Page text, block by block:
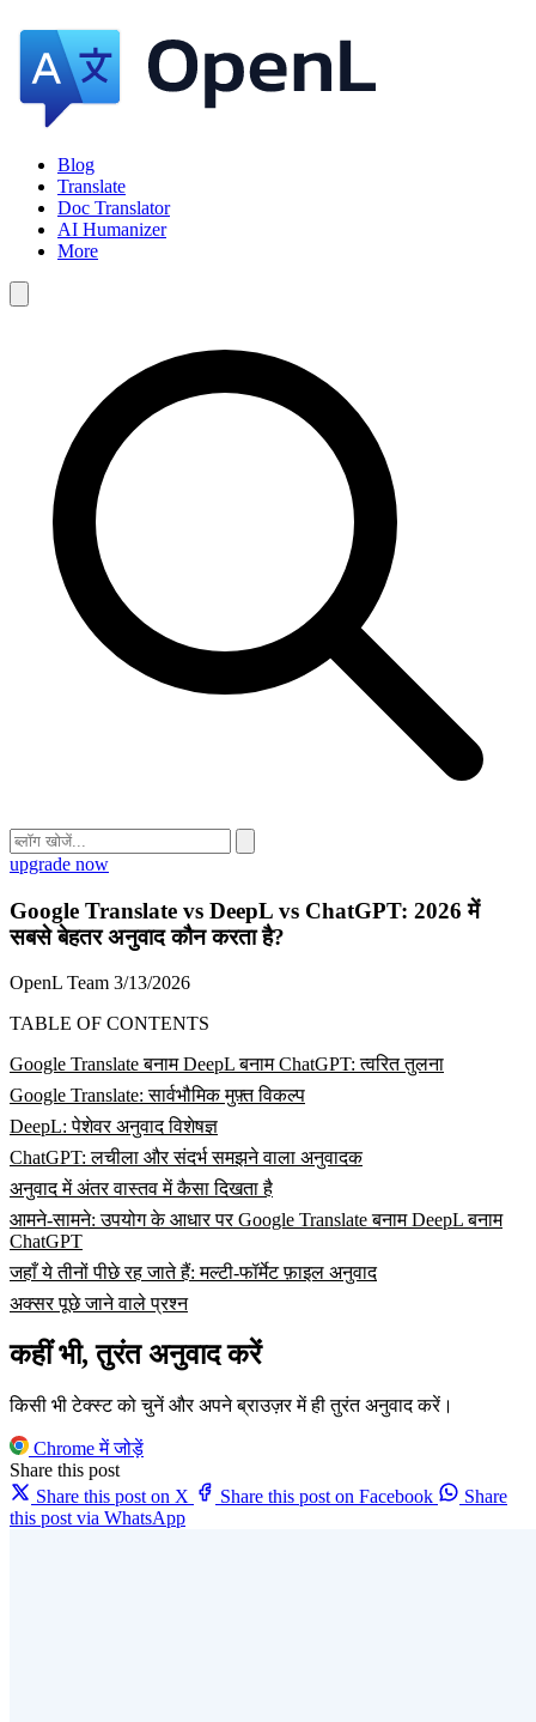
Blog
Translate
Doc Translator
AI Humanizer
More
upgrade now
Google Translate vs DeepL vs ChatGPT: 2026 में
सबसे बेहतर अनुवाद कौन करता है?
OpenL Team 3/13/2026
TABLE OF CONTENTS
Google Translate बनाम DeepL बनाम ChatGPT: त्वरित तुलना
Google Translate: सार्वभौमिक मुफ़्त विकल्प
DeepL: पेशेवर अनुवाद विशेषज्ञ
ChatGPT: लचीला और संदर्भ समझने वाला अनुवादक
अनुवाद में अंतर वास्तव में कैसा दिखता है
आमने-सामने: उपयोग के आधार पर Google Translate बनाम DeepL बनाम
ChatGPT
जहाँ ये तीनों पीछे रह जाते हैं: मल्टी-फॉर्मेट फ़ाइल अनुवाद
अक्सर पूछे जाने वाले प्रश्न
कहीं भी, तुरंत अनुवाद करें
किसी भी टेक्स्ट को चुनें और अपने ब्राउज़र में ही तुरंत अनुवाद करें।
Chrome में जोड़ें
Share this post
Share this post on X
Share this post on Facebook
Share
this post via WhatsApp